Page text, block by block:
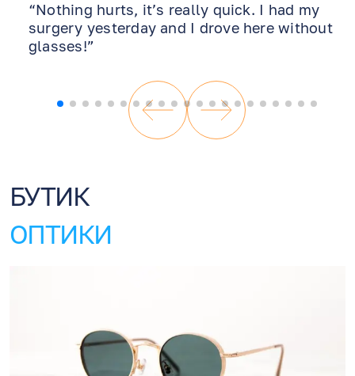
“Nothing hurts, it’s really quick. I had my
surgery yesterday and I drove here without
glasses!”
БУТИК
ОПТИКИ